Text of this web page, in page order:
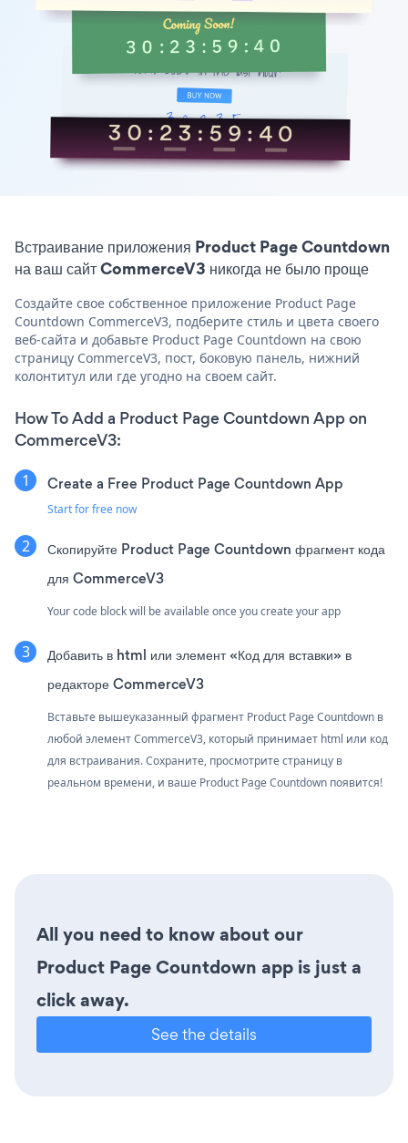
Встраивание приложения Product Page Countdown
на ваш сайт CommerceV3 никогда не было проще
Создайте свое собственное приложение Product Page
Countdown CommerceV3, подберите стиль и цвета своего
веб-сайта и добавьте Product Page Countdown на свою
страницу CommerceV3, пост, боковую панель, нижний
колонтитул или где угодно на своем сайт.
How To Add a Product Page Countdown App on
CommerceV3:
Create a Free Product Page Countdown App
Start for free now
Скопируйте Product Page Countdown фрагмент кода
для CommerceV3
Your code block will be available once you create your app
Добавить в html или элемент «Код для вставки» в
редакторе CommerceV3
Вставьте вышеуказанный фрагмент Product Page Countdown в
любой элемент CommerceV3, который принимает html или код
для встраивания. Сохраните, просмотрите страницу в
реальном времени, и ваше Product Page Countdown появится!
All you need to know about our
Product Page Countdown app is just a
click away.
See the details